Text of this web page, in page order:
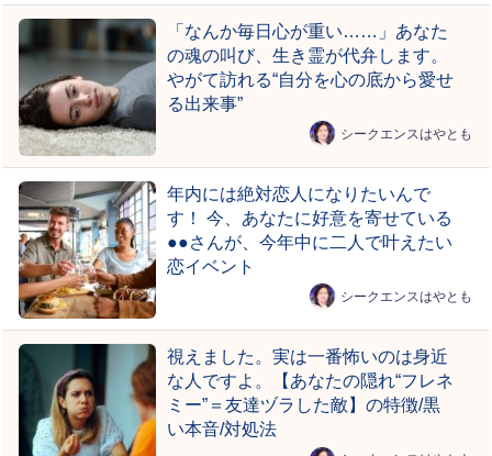
「なんか毎日心が重い……」あなた
の魂の叫び、生き霊が代弁します。
やがて訪れる“自分を心の底から愛せ
る出来事”
シークエンスはやとも
年内には絶対恋人になりたいんで
す！ 今、あなたに好意を寄せている
●●さんが、今年中に二人で叶えたい
恋イベント
シークエンスはやとも
視えました。実は一番怖いのは身近
な人ですよ。【あなたの隠れ“フレネ
ミー”＝友達ヅラした敵】の特徴/黒
い本音/対処法